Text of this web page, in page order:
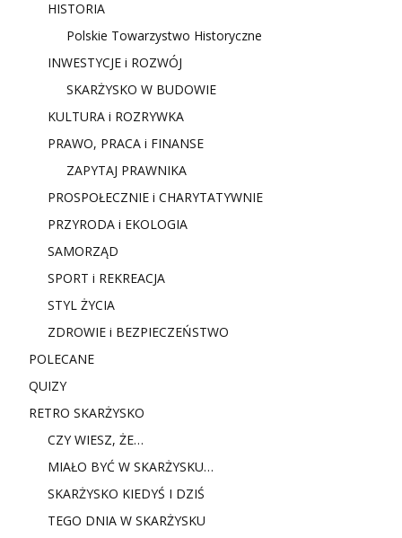
HISTORIA
Polskie Towarzystwo Historyczne
INWESTYCJE i ROZWÓJ
SKARŻYSKO W BUDOWIE
KULTURA i ROZRYWKA
PRAWO, PRACA i FINANSE
ZAPYTAJ PRAWNIKA
PROSPOŁECZNIE i CHARYTATYWNIE
PRZYRODA i EKOLOGIA
SAMORZĄD
SPORT i REKREACJA
STYL ŻYCIA
ZDROWIE i BEZPIECZEŃSTWO
POLECANE
QUIZY
RETRO SKARŻYSKO
CZY WIESZ, ŻE…
MIAŁO BYĆ W SKARŻYSKU…
SKARŻYSKO KIEDYŚ I DZIŚ
TEGO DNIA W SKARŻYSKU